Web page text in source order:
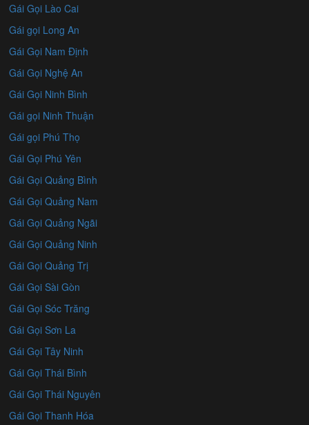
Gái Gọi Lào Cai
Gái gọi Long An
Gái Gọi Nam Định
Gái Gọi Nghệ An
Gái Gọi Ninh Bình
Gái gọi Ninh Thuận
Gái gọi Phú Thọ
Gái Gọi Phú Yên
Gái Gọi Quảng Bình
Gái Gọi Quảng Nam
Gái Gọi Quảng Ngãi
Gái Gọi Quảng Ninh
Gái Gọi Quảng Trị
Gái Gọi Sài Gòn
Gái Gọi Sóc Trăng
Gái Gọi Sơn La
Gái Gọi Tây Ninh
Gái Gọi Thái Bình
Gái Gọi Thái Nguyên
Gái Gọi Thanh Hóa